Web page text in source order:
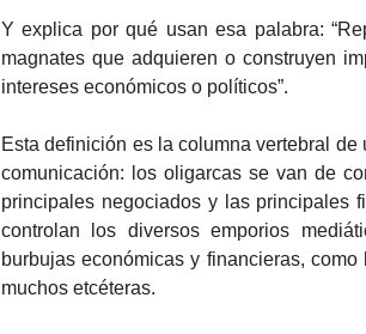
Y explica por qué usan esa palabra:
magnates que adquieren o construyen
intereses económicos o políticos”.
Esta definición es la columna vertebral
comunicación: los oligarcas se van de
principales negociados y las principales
controlan los diversos emporios
burbujas económicas y financieras,
muchos etcéteras.